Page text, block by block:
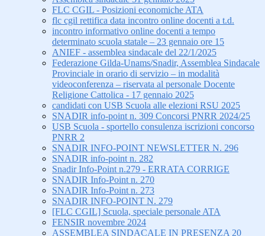
FLC CGIL - Posizioni economiche ATA
flc cgil rettifica data incontro online docenti a t.d.
incontro informativo online docenti a tempo
determinato scuola statale – 23 gennaio ore 15
ANIEF - assemblea sindacale del 22/1/2025
Federazione Gilda-Unams/Snadir, Assemblea Sindacale
Provinciale in orario di servizio – in modalità
videoconferenza – riservata al personale Docente
Religione Cattolica - 17 gennaio 2025
candidati con USB Scuola alle elezioni RSU 2025
SNADIR info-point n. 309 Concorsi PNRR 2024/25
USB Scuola - sportello consulenza iscrizioni concorso
PNRR 2
SNADIR INFO-POINT NEWSLETTER N. 296
SNADIR info-point n. 282
Snadir Info-Point n.279 - ERRATA CORRIGE
SNADIR Info-Point n. 270
SNADIR Info-Point n. 273
SNADIR INFO-POINT N. 279
[FLC CGIL] Scuola, speciale personale ATA
FENSIR novembre 2024
ASSEMBLEA SINDACALE IN PRESENZA 20